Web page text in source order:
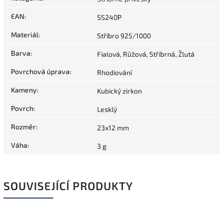
EAN: SS240P
Materiál: Stříbro 925/1000
Barva: Fialová, Růžová, Stříbrná, Žlutá
Povrchová úprava: Rhodiování
Kameny: Kubický zirkon
Povrch: Lesklý
Rozměr: 23x12 mm
Váha: 3 g
SOUVISEJÍCÍ PRODUKTY